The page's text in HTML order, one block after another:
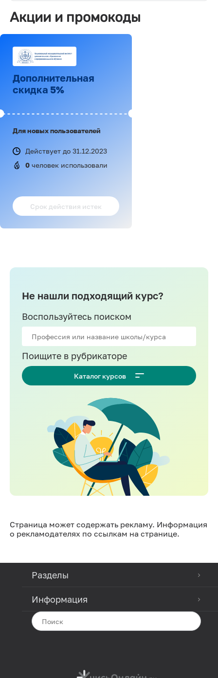
Акции и промокоды
Дополнительная
скидка 5%
Для новых пользователей
Действует до 31.12.2023
0 человек использовали
Срок действия истек
Не нашли подходящий курс?
Воспользуйтесь поиском
Поищите в рубрикаторе
Каталог курсов
Страница может содержать рекламу. Информация
о рекламодателях по ссылкам на странице.
Разделы
Информация